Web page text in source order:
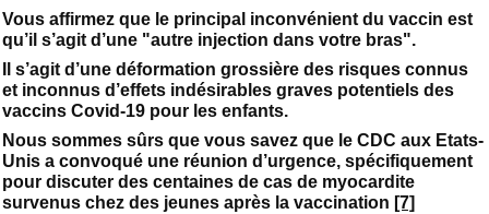
Vous affirmez que le principal inconvénient du vaccin est
qu’il s’agit d’une "autre injection dans votre bras".
Il s’agit d’une déformation grossière des risques connus
et inconnus d’effets indésirables graves potentiels des
vaccins Covid-19 pour les enfants.
Nous sommes sûrs que vous savez que le CDC aux Etats-
Unis a convoqué une réunion d’urgence, spécifiquement
pour discuter des centaines de cas de myocardite
survenus chez des jeunes après la vaccination [7]